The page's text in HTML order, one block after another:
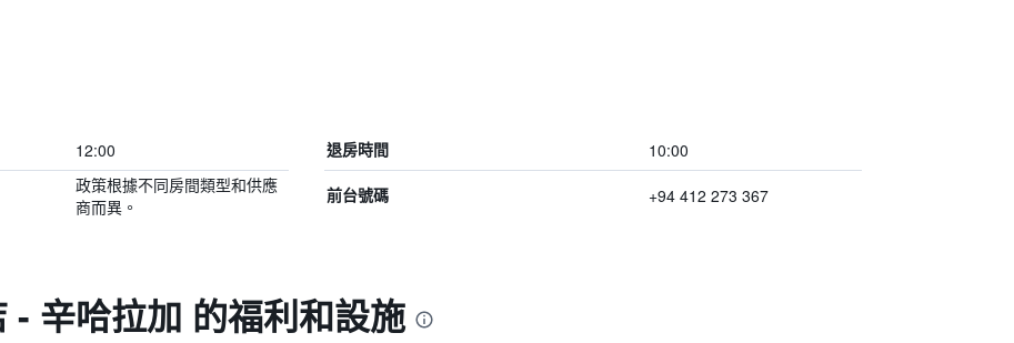
12:00 退房時間 10:00
政策根據不同房間類型和供應
商而異。
前台號碼 +94 412 273 367
- 辛哈拉加 的福利和設施